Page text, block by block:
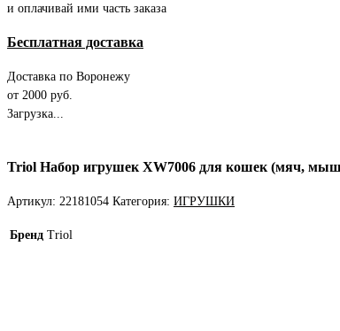
и оплачивай ими часть заказа
Бесплатная доставка
Доставка по Воронежу
от 2000 руб.
Загрузка...
Triol Набор игрушек XW7006 для кошек (мяч,
Артикул: 22181054 Категория: ИГРУШКИ
Бренд Triol